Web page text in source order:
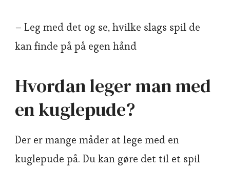
– Leg med det og se, hvilke slags spil de
kan finde på på egen hånd
Hvordan leger man med
en kuglepude?
Der er mange måder at lege med en
kuglepude på. Du kan gøre det til et spil